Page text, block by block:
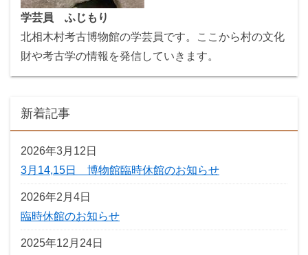
学芸員 ふじもり
北相木村考古博物館の学芸員です。ここから村の文化
財や考古学の情報を発信していきます。
新着記事
2026年3月12日
3月14,15日 博物館臨時休館のお知らせ
2026年2月4日
臨時休館のお知らせ
2025年12月24日